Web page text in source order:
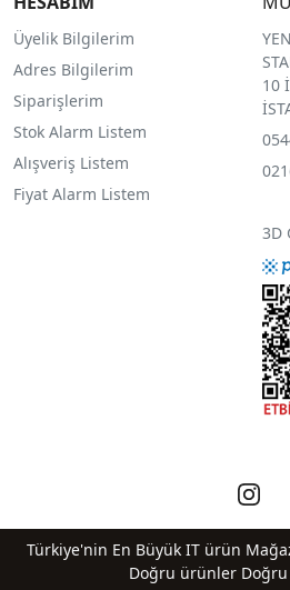
Üyelik Bilgilerim
Adres Bilgilerim
Siparişlerim
Stok Alarm Listem
Alışveriş Listem
Fiyat Alarm Listem
10
3D
Türkiye'nin En Büyük IT ürün
Doğru ürünler